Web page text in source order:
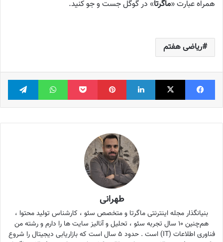
همراه عبارت «ماگرتا» در گوگل جست و جو کنید.
ریاضی هفتم
فیس بوک X لینکدین ‫پین‌ترست پاکت واتس آپ
طهرانی
بنیانگذار مجله اینترنتی ماگرتا و متخصص سئو ، کارشناس تولید محتوا ،
هم‌چنین ۱۰ سال تجربه سئو ، تحلیل و آنالیز سایت ها را دارم و رشته من
فناوری اطلاعات (IT) است . حدود ۵ سال است که بازاریابی دیجیتال را شروع